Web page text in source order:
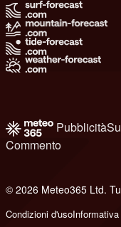
Pubblicità
Commento
© 2026 Meteo365 Ltd.
Condizioni d'uso